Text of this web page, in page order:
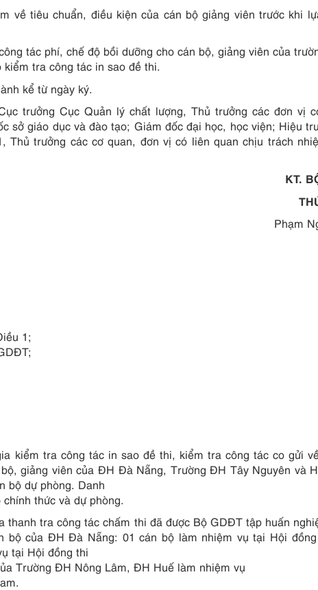
về tiêu chuẩn, điều kiện của cán bộ giảng viên trước khi
tác phí, chế độ bồi dưỡng cho cán bộ, giảng viên của
tra công tác in sao đề thi.
kể từ ngày ký.
trưởng Cục Quản lý chất lượng, Thủ trưởng các đơn vị
sở giáo dục và đào tạo; Giám đốc đại học, học viện; Hiệu
Thủ trưởng các cơ quan, đơn vị có liên quan chịu trách
KT. BỘ
Phạm Ngọc
1;
kiểm tra công tác in sao đề thi, kiểm tra công tác co gửi
giảng viên của ĐH Đà Nẵng, Trường ĐH Tây Nguyên và
bộ dự phòng. Danh
thức và dự phòng.
thanh tra công tác chấm thi đã được Bộ GDĐT tập huấn
bộ của ĐH Đà Nẵng: 01 cán bộ làm nhiệm vụ tại Hội
tại Hội đồng thi
Trường ĐH Nông Lâm, ĐH Huế làm nhiệm vụ